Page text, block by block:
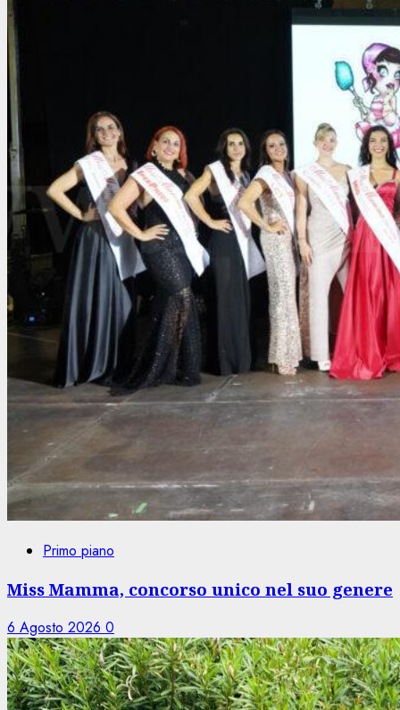
Primo piano
Miss Mamma, concorso unico nel suo genere
6 Agosto 2026 0